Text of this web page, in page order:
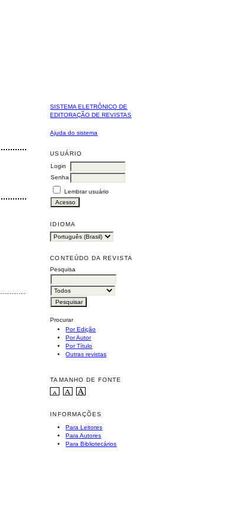
SISTEMA ELETRÔNICO DE
EDITORAÇÃO DE REVISTAS
Ajuda do sistema
USUÁRIO
Login
Senha
Lembrar usuário
IDIOMA
CONTEÚDO DA REVISTA
Pesquisa
Procurar
Por Edição
Por Autor
Por Título
Outras revistas
TAMANHO DE FONTE
INFORMAÇÕES
Para Leitores
Para Autores
Para Bibliotecários